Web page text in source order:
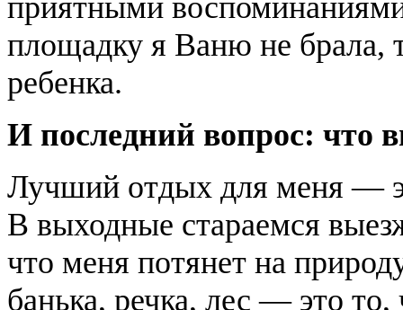
площадку я Ваню не брала,
ребенка.
И последний вопрос: что
Лучший отдых для меня —
В выходные стараемся
что меня потянет на
банька, речка, лес — это